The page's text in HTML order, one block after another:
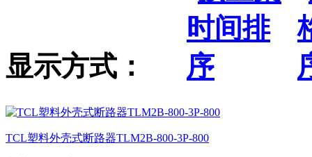
显示方式：
TCL塑料外壳式断路器TLM2B-800-3P-800